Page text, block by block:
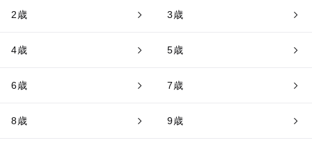
2歳 3歳
4歳 5歳
6歳 7歳
8歳 9歳